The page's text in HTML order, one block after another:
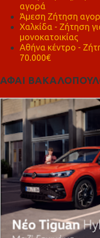
αγορά
Άμεση Ζήτηση
Χαλκίδα - Ζήτηση
μονοκατοικίας
Αθήνα κέντρο -
70.000€
ΑΦΑΙ